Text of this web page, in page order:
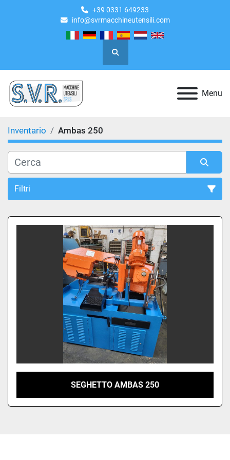
+39 0331 649233
info@svrmacchineutensili.com
Cerca
Menu
Inventario Ambas 250
Filtri
Tutte le categorie
Ordina per
SEGHETTO AMBAS 250